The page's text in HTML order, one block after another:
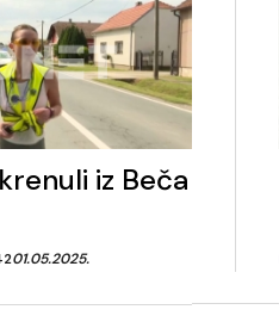
iz Beča
01.05.2025.